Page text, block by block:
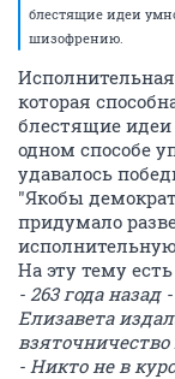
блестящие идеи
шизофрению.
которая
блестящие
одном способе
удавалось
"Якобы
придумало
На эту тему
- 263 года назад
Елизавета
- Никто не в